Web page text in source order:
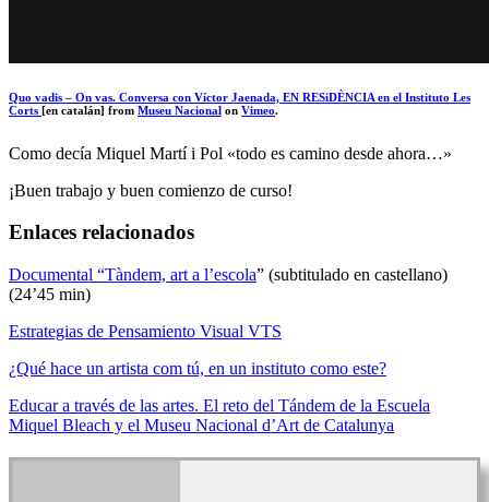
Quo vadis – On vas. Conversa con Víctor Jaenada, EN RESiDÈNCIA en el Instituto Les
Corts [en catalán] from Museu Nacional on Vimeo.
Como decía Miquel Martí i Pol «todo es camino desde ahora…»
¡Buen trabajo y buen comienzo de curso!
Enlaces relacionados
Documental “Tàndem, art a l’escola” (subtitulado en castellano)
(24’45 min)
Estrategias de Pensamiento Visual VTS
¿Qué hace un artista com tú, en un instituto como este?
Educar a través de las artes. El reto del Tándem de la Escuela
Miquel Bleach y el Museu Nacional d’Art de Catalunya